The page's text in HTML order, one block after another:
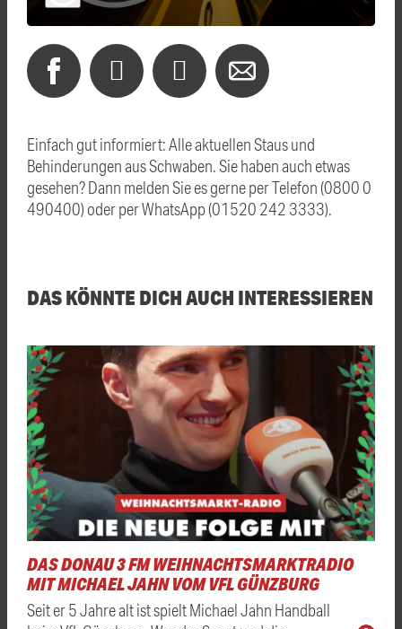
Einfach gut informiert: Alle aktuellen Staus und
Behinderungen aus Schwaben. Sie haben auch etwas
gesehen? Dann melden Sie es gerne per Telefon (0800 0
490400) oder per WhatsApp (01520 242 3333).
DAS KÖNNTE DICH AUCH INTERESSIEREN
DAS DONAU 3 FM WEIHNACHTSMARKTRADIO
MIT MICHAEL JAHN VOM VFL GÜNZBURG
Seit er 5 Jahre alt ist spielt Michael Jahn Handball